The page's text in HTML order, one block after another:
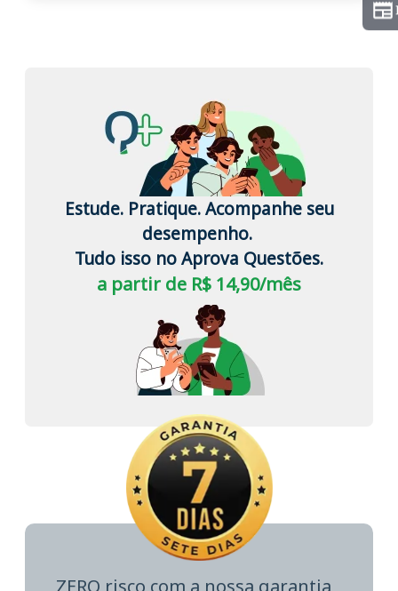
Estude. Pratique. Acompanhe seu
desempenho.
Tudo isso no Aprova Questões.
a partir de R$ 14,90/mês
ZERO risco com a nossa garantia